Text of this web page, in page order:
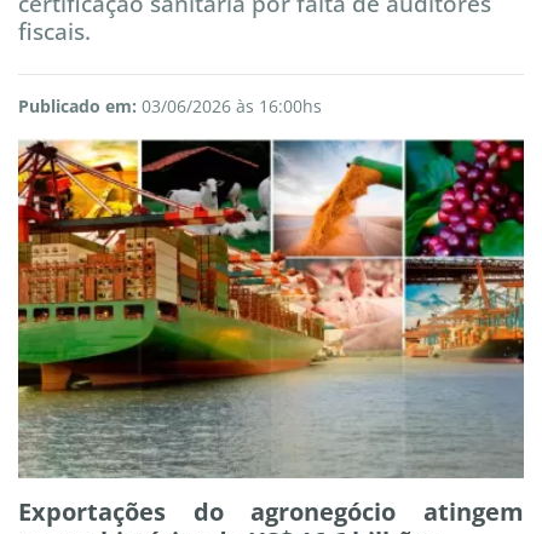
fiscais.
Publicado em: 03/06/2026 às 16:00hs
Exportações do agronegócio atingem